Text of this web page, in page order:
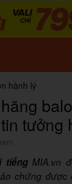
hành lý
tưởng
tiếngMIA.vn
chứng được